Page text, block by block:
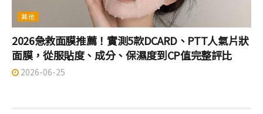
其他
2026急救面膜推薦！實測5款DCARD、PTT人氣片狀
面膜，從服貼度、成分、保濕度到CP值完整評比
2026-06-25